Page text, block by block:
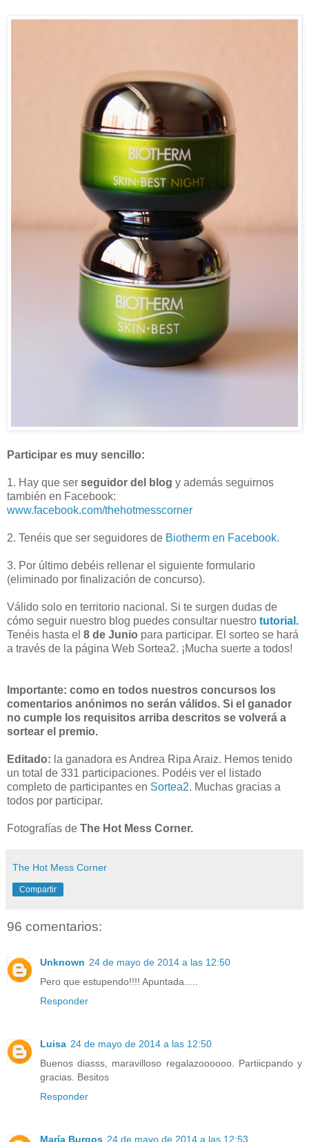
Participar es muy sencillo:
1. Hay que ser seguidor del blog y además seguirnos
también en Facebook:
www.facebook.com/thehotmesscorner
2. Tenéis que ser seguidores de Biotherm en Facebook.
3. Por último debéis rellenar el siguiente formulario
(eliminado por finalización de concurso).
Válido solo en territorio nacional. Si te surgen dudas de
cómo seguir nuestro blog puedes consultar nuestro tutorial.
Tenéis hasta el 8 de Junio para participar. El sorteo se hará
a través de la página Web Sortea2. ¡Mucha suerte a todos!
Importante: como en todos nuestros concursos los
comentarios anónimos no serán válidos. Si el ganador
no cumple los requisitos arriba descritos se volverá a
sortear el premio.
Editado: la ganadora es Andrea Ripa Araiz. Hemos tenido
un total de 331 participaciones. Podéis ver el listado
completo de participantes en Sortea2. Muchas gracias a
todos por participar.
Fotografías de The Hot Mess Corner.
The Hot Mess Corner
Compartir
96 comentarios:
Unknown 24 de mayo de 2014 a las 12:50
Pero que estupendo!!!! Apuntada.....
Responder
Luisa 24 de mayo de 2014 a las 12:50
Buenos diasss, maravilloso regalazoooooo. Partiicpando y
gracias. Besitos
Responder
María Burgos 24 de mayo de 2014 a las 12:53